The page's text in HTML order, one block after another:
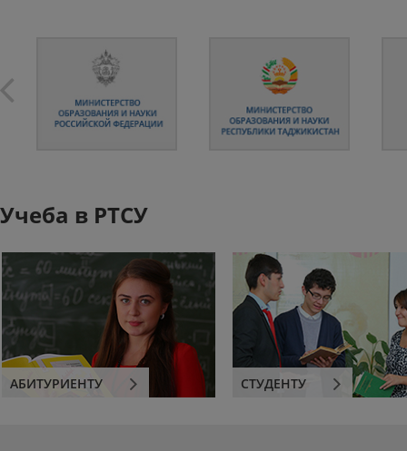
Учеба в РТСУ
АБИТУРИЕНТУ СТУДЕНТУ